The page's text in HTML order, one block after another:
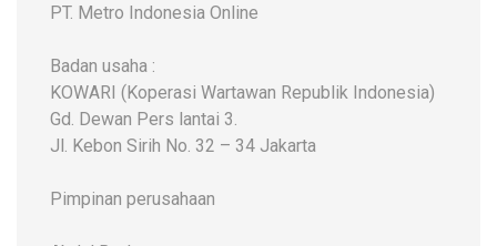
PT. Metro Indonesia Online
Badan usaha :
KOWARI (Koperasi Wartawan Republik Indonesia)
Gd. Dewan Pers lantai 3.
Jl. Kebon Sirih No. 32 – 34 Jakarta
Pimpinan perusahaan